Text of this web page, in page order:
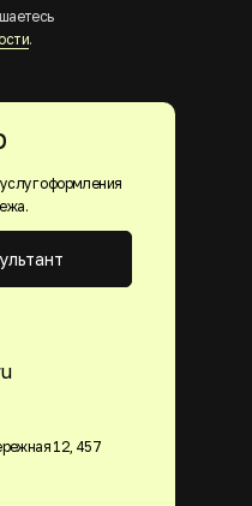
.
оформления
12, 457